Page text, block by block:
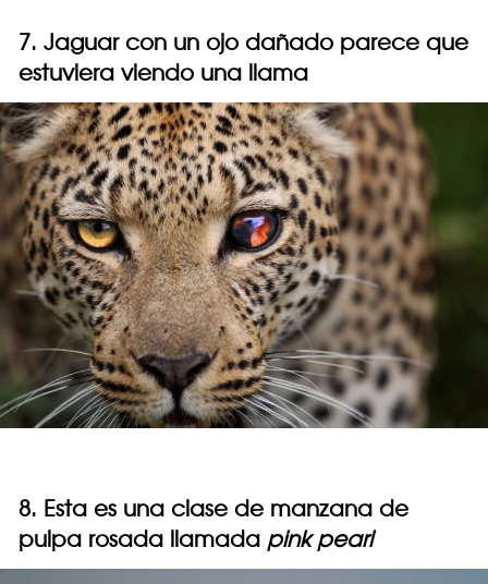
7. Jaguar con un ojo dañado parece que
estuviera viendo una llama
8. Esta es una clase de manzana de
pulpa rosada llamada pink pearl